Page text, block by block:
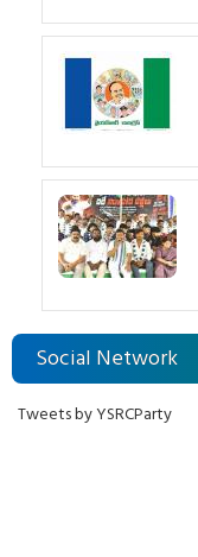
Social Network
Tweets by YSRCParty